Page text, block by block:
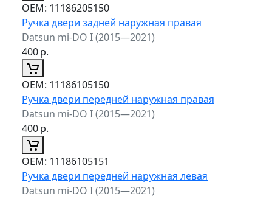
ОЕМ: 11186205150
Ручка двери задней наружная правая
Datsun mi-DO I (2015—2021)
400р.
ОЕМ: 11186105150
Ручка двери передней наружная правая
Datsun mi-DO I (2015—2021)
400р.
ОЕМ: 11186105151
Ручка двери передней наружная левая
Datsun mi-DO I (2015—2021)